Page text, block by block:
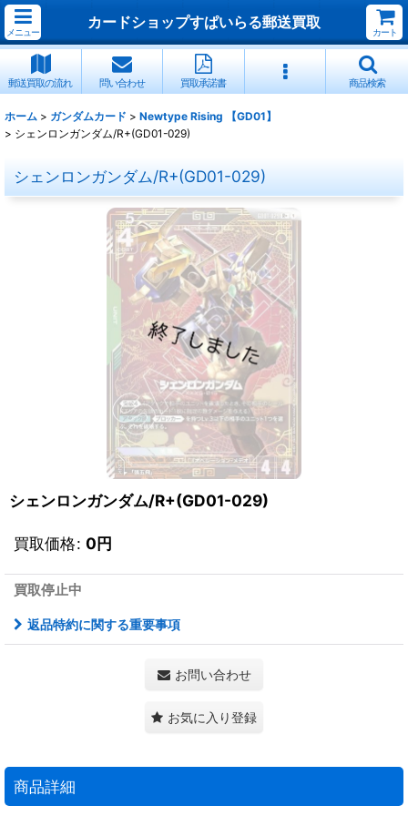
メニュー
カードショップすぱいらる郵送買取
カート
郵送買取の流れ 問い合わせ 買取承諾書 商品検索
ホーム > ガンダムカード > Newtype Rising 【GD01】
> シェンロンガンダム/R+(GD01-029)
シェンロンガンダム/R+(GD01-029)
シェンロンガンダム/R+(GD01-029)
買取価格: 0円
買取停止中
返品特約に関する重要事項
お問い合わせ
お気に入り登録
商品詳細